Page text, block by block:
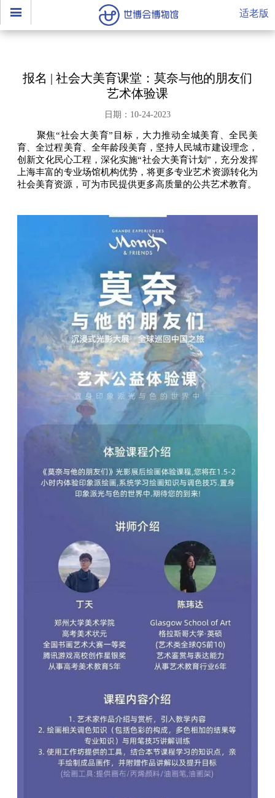
适老版
报名 | 社会大美育课堂：莫奈与他的朋友们
艺术体验课
日期：10-24-2023
聚焦“社会大美育”目标，大力推动全城美育、全民美
育、全过程美育、全年龄段美育，坚持人民城市建设理念，
创新文化民心工程，深化实施“社会大美育计划”，充分发挥
上海丰富的专业场馆机构优势，将更多专业艺术资源转化为
社会美育资源，可为市民提供更多高质量的公共艺术教育。